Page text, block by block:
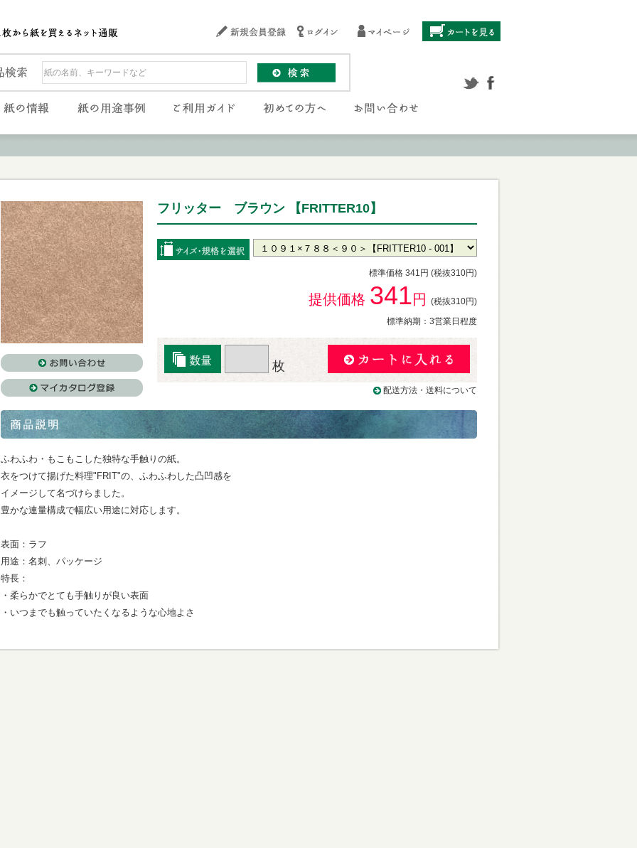
フリッター ブラウン 【FRITTER10】
標準価格 341円 (税抜310円)
提供価格 341円
(税抜310円)
標準納期：3営業日程度
枚
配送方法・送料について
ふわふわ・もこもこした独特な手触りの紙。
衣をつけて揚げた料理"FRIT"の、ふわふわした凸凹感を
イメージして名づけらました。
豊かな連量構成で幅広い用途に対応します。
表面：ラフ
用途：名刺、パッケージ
特長：
・柔らかでとても手触りが良い表面
・いつまでも触っていたくなるような心地よさ